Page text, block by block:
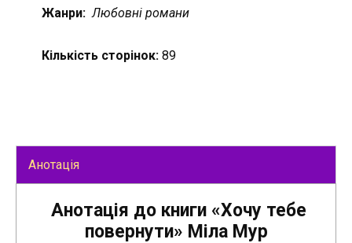
Жанри: Любовні романи
Кількість сторінок:89
Анотація
Анотація до книги «Хочу тебе
повернути» Міла Мур